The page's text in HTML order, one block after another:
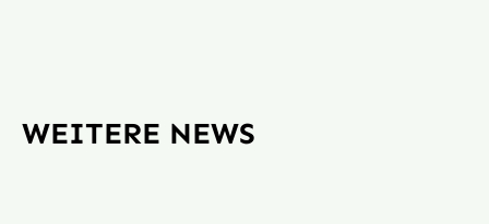
WEITERE NEWS